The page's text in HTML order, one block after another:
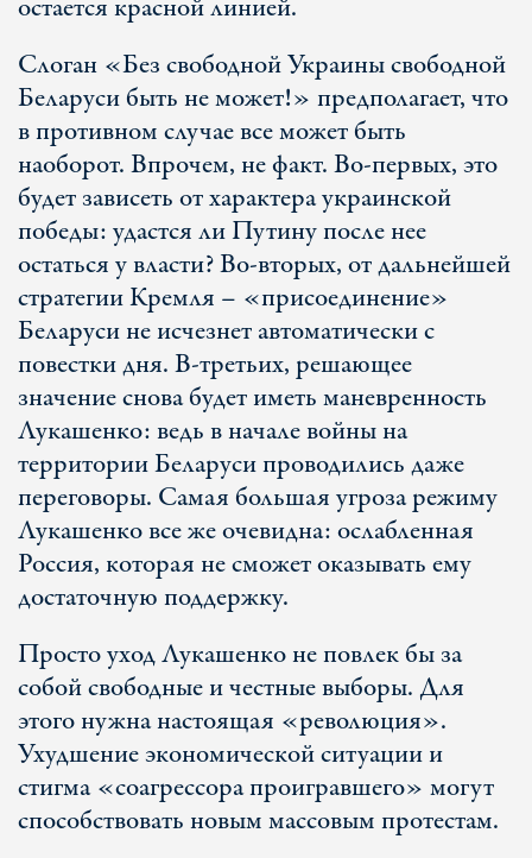
остается красной линией.
Слоган «Без свободной Украины свободной
Беларуси быть не может!» предполагает, что
в противном случае все может быть
наоборот. Впрочем, не факт. Во-первых, это
будет зависеть от характера украинской
победы: удастся ли Путину после нее
остаться у власти? Во-вторых, от дальнейшей
стратегии Кремля – «присоединение»
Беларуси не исчезнет автоматически с
повестки дня. В-третьих, решающее
значение снова будет иметь маневренность
Лукашенко: ведь в начале войны на
территории Беларуси проводились даже
переговоры. Самая большая угроза режиму
Лукашенко все же очевидна: ослабленная
Россия, которая не сможет оказывать ему
достаточную поддержку.
Просто уход Лукашенко не повлек бы за
собой свободные и честные выборы. Для
этого нужна настоящая «революция».
Ухудшение экономической ситуации и
стигма «соагрессора проигравшего» могут
способствовать новым массовым протестам.